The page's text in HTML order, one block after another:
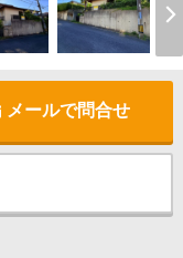
メールで問合せ